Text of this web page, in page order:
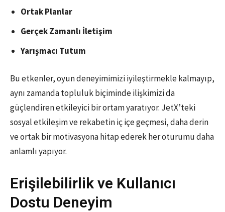
Ortak Planlar
Gerçek Zamanlı İletişim
Yarışmacı Tutum
Bu etkenler, oyun deneyimimizi iyileştirmekle kalmayıp,
aynı zamanda topluluk biçiminde ilişkimizi da
güçlendiren etkileyici bir ortam yaratıyor. JetX’teki
sosyal etkileşim ve rekabetin iç içe geçmesi, daha derin
ve ortak bir motivasyona hitap ederek her oturumu daha
anlamlı yapıyor.
Erişilebilirlik ve Kullanıcı
Dostu Deneyim